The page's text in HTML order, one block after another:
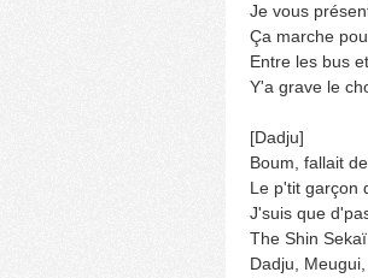
Je vous
Ça marche
Entre les bus
Y'a grave le
[Dadju]
Boum, fallait
Le p'tit garçon
J'suis que
The Shin
Dadju,